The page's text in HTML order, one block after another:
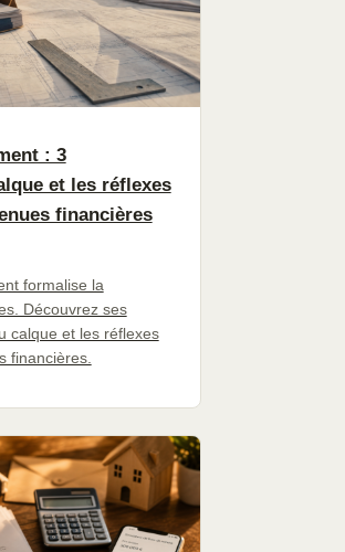
: 3
et les réflexes
financières
formalise la
Découvrez ses
calque et les réflexes
financières.